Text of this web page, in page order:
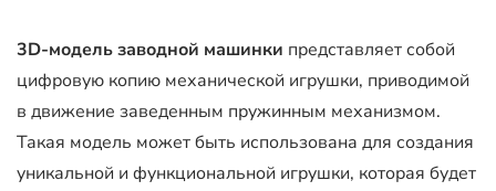
3D-модель заводной машинки представляет собой
цифровую копию механической игрушки, приводимой
в движение заведенным пружинным механизмом.
Такая модель может быть использована для создания
уникальной и функциональной игрушки, которая будет